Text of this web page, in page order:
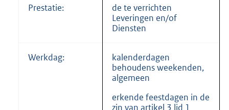
Prestatie:
de te verrichten
Leveringen en/of
Diensten
Werkdag:
kalenderdagen
behoudens weekenden,
algemeen
erkende feestdagen in de
zin van artikel 3 lid 1